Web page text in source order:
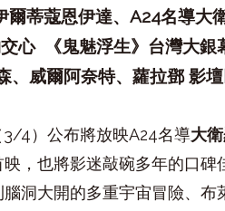
蒂蔻恩伊達、 A24名導大
心
《鬼魅浮生》台灣大銀
、威爾阿奈特、蘿拉鄧 影
3/4）公布將放映A24名導大
，也將影迷敲碗多年的口碑
洞大開的多重宇宙冒險、